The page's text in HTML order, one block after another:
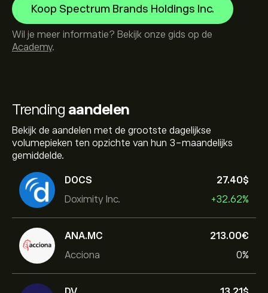
Trending aandelen
Bekijk de aandelen met de grootste dagelijkse
volumepieken ten opzichte van hun 3-maandelijks
gemiddelde.
DOCS
Doximity Inc.
27.40‎$‎
+32.62%
ANA.MC
Acciona
213.00‎€‎
0%
Koop Spectrum Brands Holdings Inc.
Wil je meer informatie? Bekijk onze gids op de
Academy.